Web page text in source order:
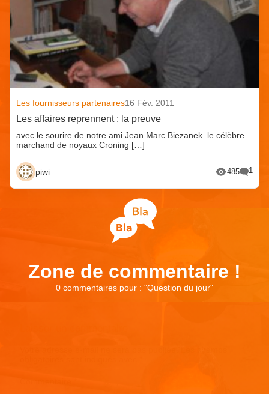
Les fournisseurs partenaires16 Fév. 2011
Les affaires reprennent : la preuve
avec le sourire de notre ami Jean Marc Biezanek. le célèbre
marchand de noyaux Croning […]
piwi 485 1
Zone de commentaire !
0 commentaires pour : "Question du jour"